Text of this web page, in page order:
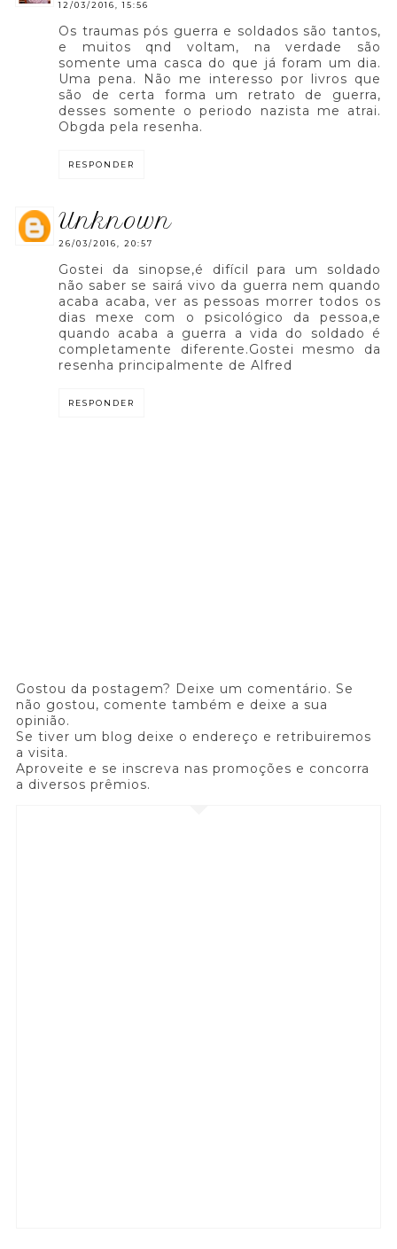
12/03/2016, 15:56
Os traumas pós guerra e soldados são tantos,
e muitos qnd voltam, na verdade são
somente uma casca do que já foram um dia.
Uma pena. Não me interesso por livros que
são de certa forma um retrato de guerra,
desses somente o periodo nazista me atrai.
Obgda pela resenha.
RESPONDER
unknown
26/03/2016, 20:57
Gostei da sinopse,é difícil para um soldado
não saber se sairá vivo da guerra nem quando
acaba acaba, ver as pessoas morrer todos os
dias mexe com o psicológico da pessoa,e
quando acaba a guerra a vida do soldado é
completamente diferente.Gostei mesmo da
resenha principalmente de Alfred
RESPONDER
Gostou da postagem? Deixe um comentário. Se
não gostou, comente também e deixe a sua
opinião.
Se tiver um blog deixe o endereço e retribuiremos
a visita.
Aproveite e se inscreva nas promoções e concorra
a diversos prêmios.